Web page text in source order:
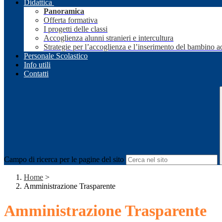
Didattica
Panoramica
Offerta formativa
I progetti delle classi
Accoglienza alunni stranieri e intercultura
Strategie per l’accoglienza e l’inserimento del bambino
Personale Scolastico
Info utili
Contatti
Campo di ricerca per le pagine del sito
Home >
Amministrazione Trasparente
Amministrazione Trasparente